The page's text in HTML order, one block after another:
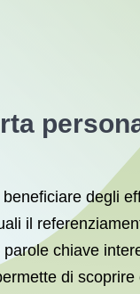
degli
il
chiave
di